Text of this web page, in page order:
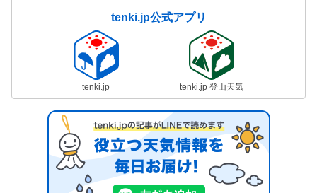
tenki.jp公式アプリ
tenki.jp tenki.jp 登山天気